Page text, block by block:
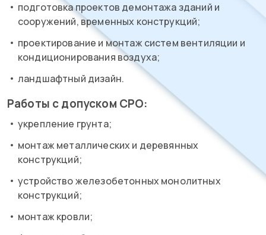
подготовка проектов демонтажа зданий и
сооружений, временных конструкций;
проектирование и монтаж систем вентиляции и
кондиционирования воздуха;
ландшафтный дизайн.
Работы с допуском СРО:
укрепление грунта;
монтаж металлических и деревянных
конструкций;
устройство железобетонных монолитных
конструкций;
монтаж кровли;